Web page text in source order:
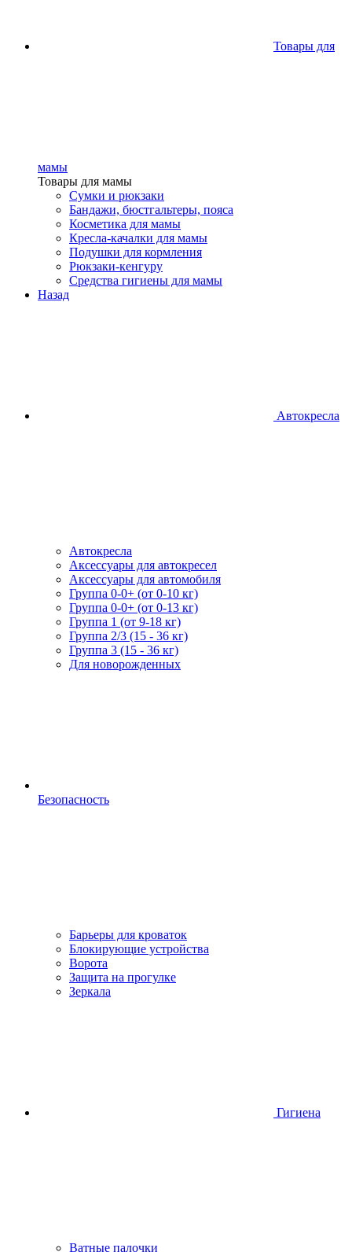
Товары для
мамы
Товары для мамы
Сумки и рюкзаки
Бандажи, бюстгальтеры, пояса
Косметика для мамы
Кресла-качалки для мамы
Подушки для кормления
Рюкзаки-кенгуру
Средства гигиены для мамы
Назад
Автокресла
Автокресла
Аксессуары для автокресел
Аксессуары для автомобиля
Группа 0-0+ (от 0-10 кг)
Группа 0-0+ (от 0-13 кг)
Группа 1 (от 9-18 кг)
Группа 2/3 (15 - 36 кг)
Группа 3 (15 - 36 кг)
Для новорожденных
Безопасность
Барьеры для кроваток
Блокирующие устройства
Ворота
Защита на прогулке
Зеркала
Гигиена
Ватные палочки